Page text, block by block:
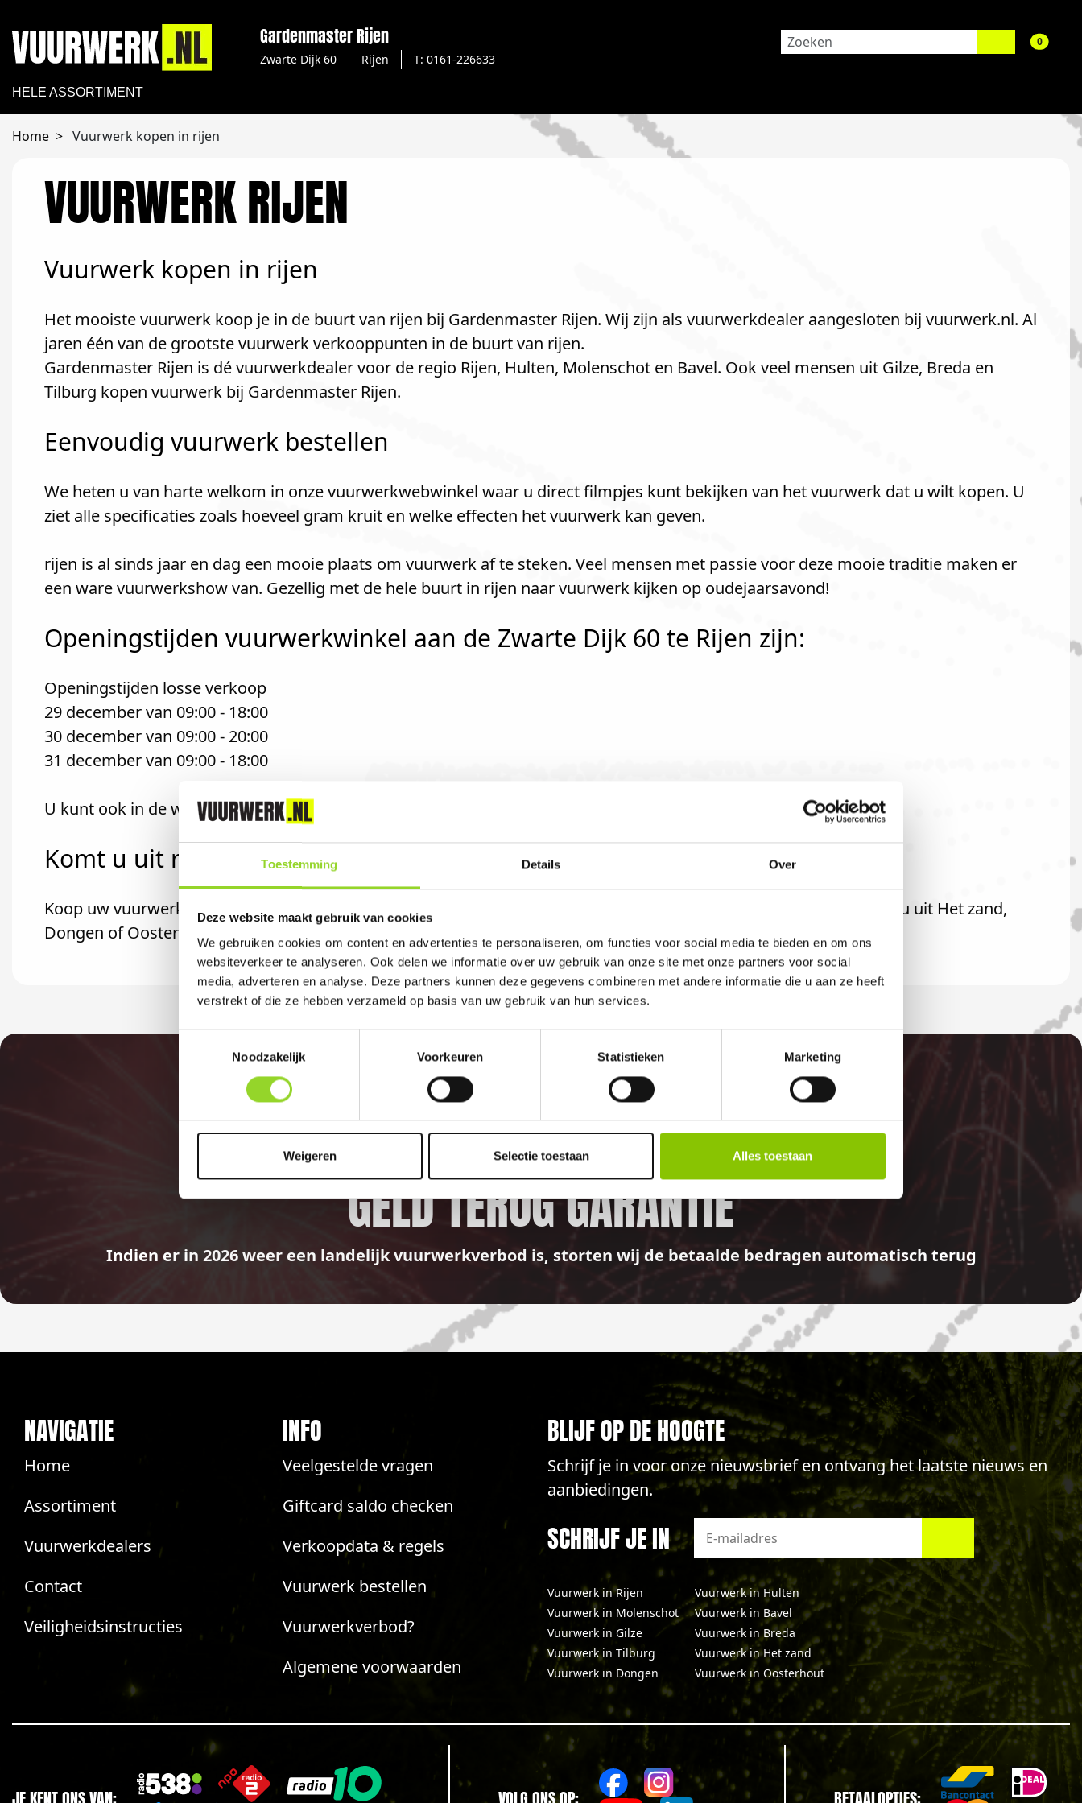
Toestemming Details Over
Deze website maakt gebruik van cookies
We gebruiken cookies om content en advertenties te personaliseren, om functies voor social media te bieden en om ons
websiteverkeer te analyseren. Ook delen we informatie over uw gebruik van onze site met onze partners voor social
media, adverteren en analyse. Deze partners kunnen deze gegevens combineren met andere informatie die u aan ze heeft
verstrekt of die ze hebben verzameld op basis van uw gebruik van hun services.
Toestemmingsselectie
Noodzakelijk
Voorkeuren Statistieken Marketing
Weigeren Selectie toestaan Alles toestaan
Gardenmaster Rijen
Zwarte Dijk 60 Rijen T: 0161-226633
0aantal
HELE ASSORTIMENT
Home Vuurwerk kopen in rijen
VUURWERK RIJEN
Vuurwerk kopen in rijen
Het mooiste vuurwerk koop je in de buurt van rijen bij Gardenmaster Rijen. Wij zijn als vuurwerkdealer aangesloten bij vuurwerk.nl. Al
jaren één van de grootste vuurwerk verkooppunten in de buurt van rijen.
Gardenmaster Rijen is dé vuurwerkdealer voor de regio Rijen, Hulten, Molenschot en Bavel. Ook veel mensen uit Gilze, Breda en
Tilburg kopen vuurwerk bij Gardenmaster Rijen.
Eenvoudig vuurwerk bestellen
We heten u van harte welkom in onze vuurwerkwebwinkel waar u direct filmpjes kunt bekijken van het vuurwerk dat u wilt kopen. U
ziet alle specificaties zoals hoeveel gram kruit en welke effecten het vuurwerk kan geven.
rijen is al sinds jaar en dag een mooie plaats om vuurwerk af te steken. Veel mensen met passie voor deze mooie traditie maken er
een ware vuurwerkshow van. Gezellig met de hele buurt in rijen naar vuurwerk kijken op oudejaarsavond!
Openingstijden vuurwerkwinkel aan de Zwarte Dijk 60 te Rijen zijn:
Openingstijden losse verkoop
29 december van 09:00 - 18:00
30 december van 09:00 - 20:00
31 december van 09:00 - 18:00
U kunt ook in de winkel uw bestellijst inleveren op de regulieren openingstijden.
Komt u uit rijen?
Koop uw vuurwerk dan bij Gardenmaster Rijen in Rijen. U bent van harte welkom! U bent uiteraard ook welkom als u uit Het zand,
Dongen of Oosterhout komt.
100%
GELD TERUG GARANTIE
Indien er in 2026 weer een landelijk vuurwerkverbod is, storten wij de betaalde bedragen automatisch terug
NAVIGATIE
Home
Assortiment
Vuurwerkdealers
Contact
Veiligheidsinstructies
INFO
Veelgestelde vragen
Giftcard saldo checken
Verkoopdata & regels
Vuurwerk bestellen
Vuurwerkverbod?
Algemene voorwaarden
BLIJF OP DE HOOGTE
Schrijf je in voor onze nieuwsbrief en ontvang het laatste nieuws en
aanbiedingen.
SCHRIJF JE IN
Vuurwerk in Rijen
Vuurwerk in Hulten
Vuurwerk in Molenschot
Vuurwerk in Bavel
Vuurwerk in Gilze
Vuurwerk in Breda
Vuurwerk in Tilburg
Vuurwerk in Het zand
Vuurwerk in Dongen
Vuurwerk in Oosterhout